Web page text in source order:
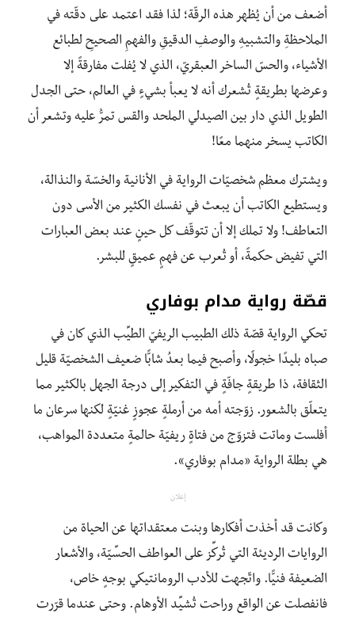
أضعف من أن يُظهر هذه الرقّة؛ لذا فقد اعتمد على دقّته في
الملاحظةِ والتشبيهِ والوصفِ الدقيقِ والفهمِ الصحيحِ لطبائع
الأشياء، والحسّ الساخر العبقريّ، الذي لا يُفلت مفارقةً إلا
وعرضها بطريقةٍ تُشعرك أنه لا يعبأ بشيءٍ في العالم، حتى الجدل
الطويل الذي دار بين الصيدلي الملحد والقس تمرُّ عليه وتشعر أن
الكاتب يسخر منهما معًا!
ويشترك معظم شخصيّات الرواية في الأنانية والخسّة والنذالة،
ويستطيع الكاتب أن يبعث في نفسك الكثير من الأسى دون
التعاطف! ولا تملك إلا أن تتوقّف كل حينٍ عند بعض العبارات
التي تفيض حكمةً، أو تُعرب عن فهمٍ عميقٍ للبشر.
قصّة رواية مدام بوفاري
تحكي الرواية قصّة ذلك الطبيب الريفيّ الطيِّب الذي كان في
صباه بليدًا خجولًا، وأصبح فيما بعدُ شابًّا ضعيف الشخصيّة قليل
الثقافة، ذا طريقةٍ جافّةٍ في التفكير إلى درجة الجهل بالكثير مما
يتعلّق بالشعور. زوّجته أمه من أرملةٍ عجوزٍ غنيّةٍ لكنها سرعان ما
أفلست وماتت فتزوّج من فتاةٍ ريفيّة حالمةٍ متعددة المواهب،
هي بطلة الرواية «مدام بوفاري».
إعلان
وكانت قد أخذت أفكارها وبنت معتقداتها عن الحياة من
الروايات الرديئة التي تُركِّز على العواطف الحسِّيّة، والأشعار
الضعيفة فنيًّا. واتّجهت للأدب الرومانتيكي بوجهٍ خاص،
فانفصلت عن الواقع وراحت تُشيِّد الأوهام. وحتى عندما قرّرت